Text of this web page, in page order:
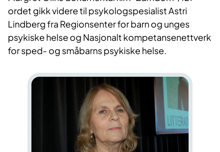
ordet gikk videre til psykologspesialist Astri
Lindberg fra Regionsenter for barn og unges
psykiske helse og Nasjonalt kompetansenettverk
for sped- og småbarns psykiske helse.